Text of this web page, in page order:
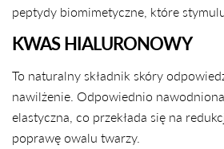
peptydy biomimetyczne, które
KWAS HIALURONOWY
To naturalny składnik skóry
nawilżenie. Odpowiednio
elastyczna, co przekłada się na
poprawę owalu twarzy.